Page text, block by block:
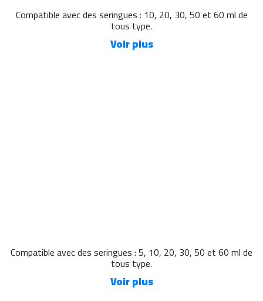
Compatible avec des seringues : 10, 20, 30, 50 et 60 ml de
tous type.
Voir plus
Compatible avec des seringues : 5, 10, 20, 30, 50 et 60 ml de
tous type.
Voir plus